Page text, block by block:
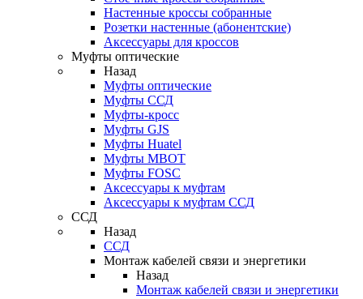
Настенные кроссы собранные
Розетки настенные (абонентские)
Аксессуары для кроссов
Муфты оптические
Назад
Муфты оптические
Муфты ССД
Муфты-кросс
Муфты GJS
Муфты Huatel
Муфты МВОТ
Муфты FOSC
Аксессуары к муфтам
Аксессуары к муфтам ССД
ССД
Назад
ССД
Монтаж кабелей связи и энергетики
Назад
Монтаж кабелей связи и энергетики